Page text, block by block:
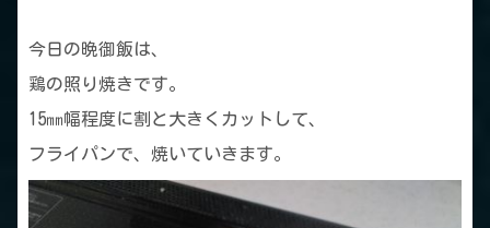
今日の晩御飯は、
鶏の照り焼きです。
15㎜幅程度に割と大きくカットして、
フライパンで、焼いていきます。